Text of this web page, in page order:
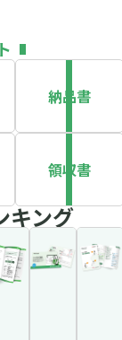
納品書
領収書
キング